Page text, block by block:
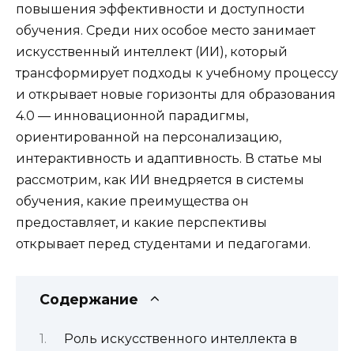
повышения эффективности и доступности
обучения. Среди них особое место занимает
искусственный интеллект (ИИ), который
трансформирует подходы к учебному процессу
и открывает новые горизонты для образования
4.0 — инновационной парадигмы,
ориентированной на персонализацию,
интерактивность и адаптивность. В статье мы
рассмотрим, как ИИ внедряется в системы
обучения, какие преимущества он
предоставляет, и какие перспективы
открывает перед студентами и педагогами.
Содержание
Роль искусственного интеллекта в